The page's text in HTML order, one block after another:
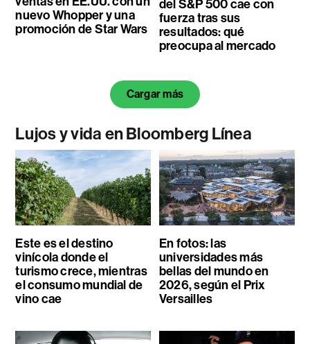
nuevo Whopper y una
promoción de Star Wars
del S&P 500 cae con
fuerza tras sus
resultados: qué
preocupa al mercado
Cargar más
Lujos y vida en Bloomberg Línea
Este es el destino
vinícola donde el
turismo crece, mientras
el consumo mundial de
vino cae
En fotos: las
universidades más
bellas del mundo en
2026, según el Prix
Versailles